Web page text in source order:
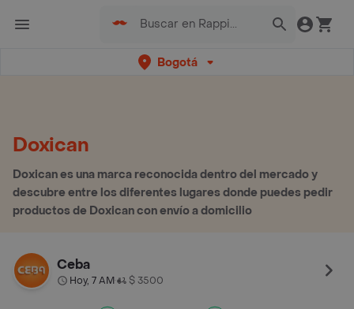
Bogotá
Doxican
Doxican es una marca reconocida dentro del mercado y
descubre entre los diferentes lugares donde puedes pedir
productos de Doxican con envío a domicilio
Ceba
Hoy, 7 AM• $ 3500